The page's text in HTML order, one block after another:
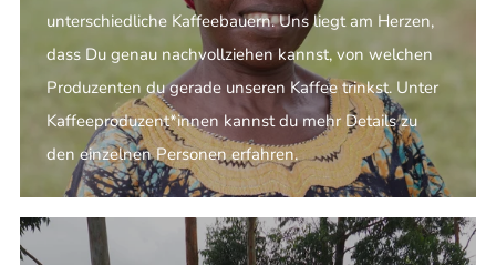
unterschiedliche Kaffeebauern. Uns liegt am Herzen,
dass Du genau nachvollziehen kannst, von welchen
Produzenten du gerade unseren Kaffee trinkst. Unter
Kaffeeproduzent*innen kannst du mehr Details zu
den einzelnen Personen erfahren.